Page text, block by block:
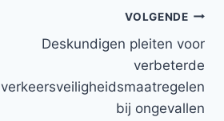
VOLGENDE
Deskundigen pleiten voor
verbeterde
verkeersveiligheidsmaatregelen
bij ongevallen